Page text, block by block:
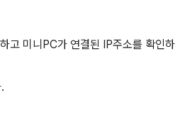
고 미니PC가 연결된 IP주소를 확인하